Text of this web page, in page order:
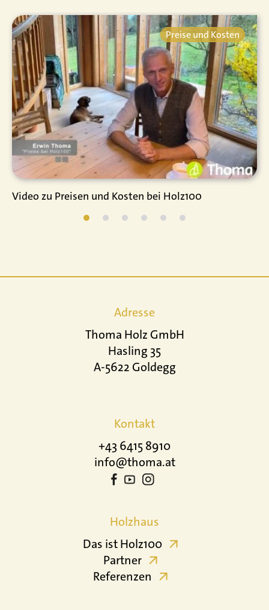
Preise und Kosten
Video zu Preisen und Kosten bei Holz100
Adresse
Thoma Holz GmbH
Hasling 35
A-5622 Goldegg
Kontakt
+43 6415 8910
info@thoma.at
Holzhaus
Das ist Holz100
Partner
Referenzen